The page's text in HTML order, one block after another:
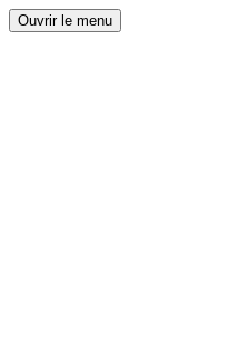
Ouvrir le menu